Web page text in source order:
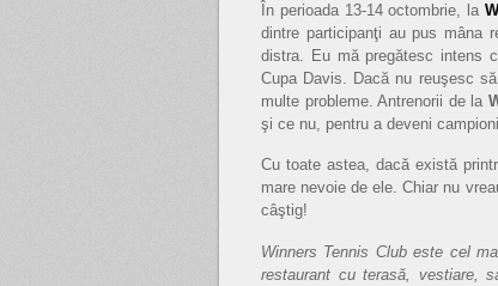
În perioada 13-14 octombrie, la
dintre participanţi au pus mâna
distra. Eu mă pregătesc intens
Cupa Davis. Dacă nu reuşesc
multe probleme. Antrenorii de la
şi ce nu, pentru a deveni
Cu toate astea, dacă există
mare nevoie de ele. Chiar nu
câştig!
Winners Tennis Club este cel
restaurant cu terasă, vestiare,